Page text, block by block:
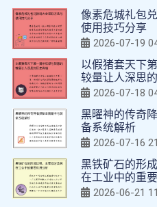
像素危城礼包
使用技巧分享
2026-07-19
以假猪套天下
较量让人深思
2026-07-18
黑曜神的传奇
备系统解析
2026-07-16
黑铁矿石的形
在工业中的重
2026-06-21